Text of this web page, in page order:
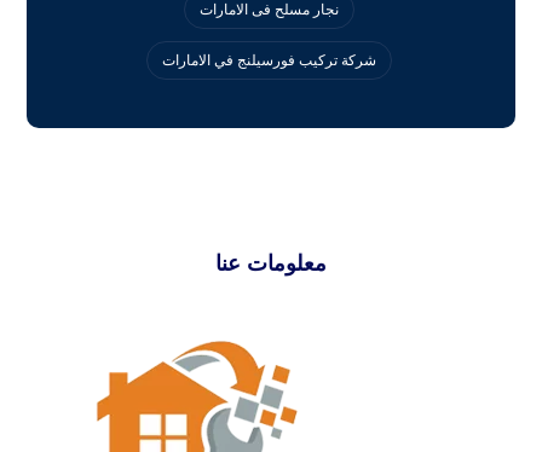
نجار مسلح فى الامارات
‏شركة تركيب فورسيلنج في الامارات
معلومات عنا